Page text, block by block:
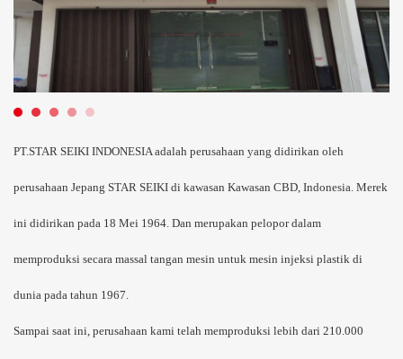
PT.STAR SEIKI INDONESIA adalah perusahaan yang didirikan oleh
perusahaan Jepang STAR SEIKI di kawasan Kawasan CBD, Indonesia. Merek
ini didirikan pada 18 Mei 1964. Dan merupakan pelopor dalam
memproduksi secara massal tangan mesin untuk mesin injeksi plastik di
dunia pada tahun 1967.
Sampai saat ini, perusahaan kami telah memproduksi lebih dari 210.000